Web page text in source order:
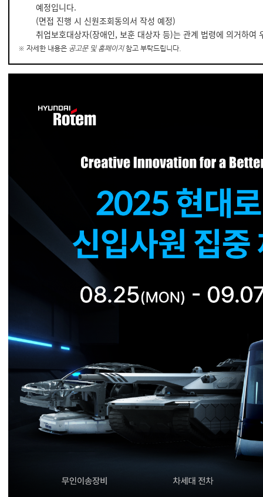
예정입니다.
(면접 진행 시 신원조회동의서 작성 예정)
취업보호대상자(장애인, 보훈 대상자 등)는 관계 법령에 의거하여
※ 자세한 내용은 공고문 및 홈페이지참고 부탁드립니다.